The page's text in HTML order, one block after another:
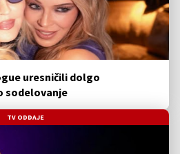
uresničili dolgo
sodelovanje
TV ODDAJE